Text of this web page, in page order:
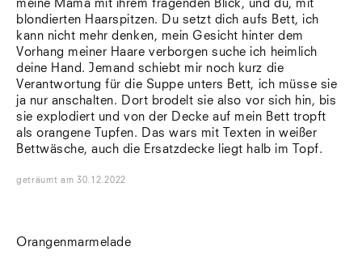
meine Mama mit ihrem fragenden Blick, und du, mit
blondierten Haarspitzen. Du setzt dich aufs Bett, ich
kann nicht mehr denken, mein Gesicht hinter dem
Vorhang meiner Haare verborgen suche ich heimlich
deine Hand. Jemand schiebt mir noch kurz die
Verantwortung für die Suppe unters Bett, ich müsse sie
ja nur anschalten. Dort brodelt sie also vor sich hin, bis
sie explodiert und von der Decke auf mein Bett tropft
als orangene Tupfen. Das wars mit Texten in weißer
Bettwäsche, auch die Ersatzdecke liegt halb im Topf.
geträumt am30.12.2022
Orangenmarmelade